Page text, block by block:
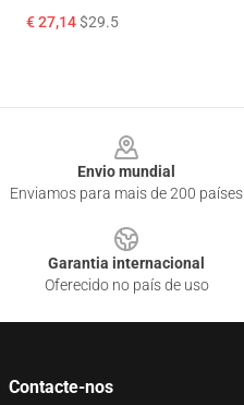
€ 27,14$29.5
Envio mundial
Enviamos para mais de 200 países
Garantia internacional
Oferecido no país de uso
Contacte-nos